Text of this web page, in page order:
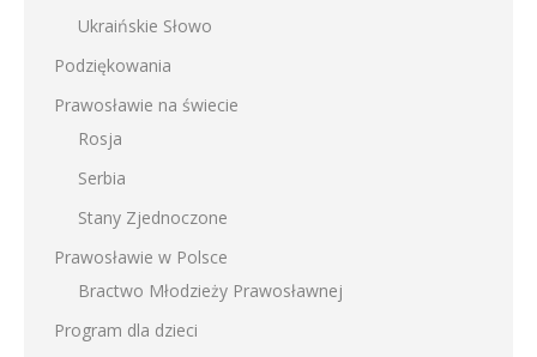
Ukraińskie Słowo
Podziękowania
Prawosławie na świecie
Rosja
Serbia
Stany Zjednoczone
Prawosławie w Polsce
Bractwo Młodzieży Prawosławnej
Program dla dzieci